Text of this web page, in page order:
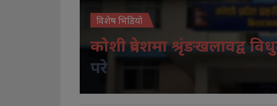
विशेष भिडियो
कोशी प्रदेशमा श्रृंङखलावद्व
परे